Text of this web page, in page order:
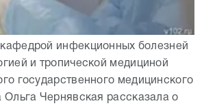
инфекционных болезней
и тропической медициной
государственного медицинского
Ольга Чернявская рассказала о